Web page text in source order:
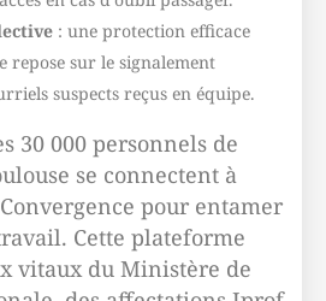
: une protection efficace
repose sur le signalement
suspects reçus en équipe.
30 000 personnels de
se connectent à
pour entamer
Cette plateforme
vitaux du Ministère de